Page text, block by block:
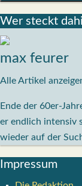
Wer steckt
max feurer
Alle Artikel
Ende der 60er-
er endlich intensiv
wieder auf der
Impres­sum